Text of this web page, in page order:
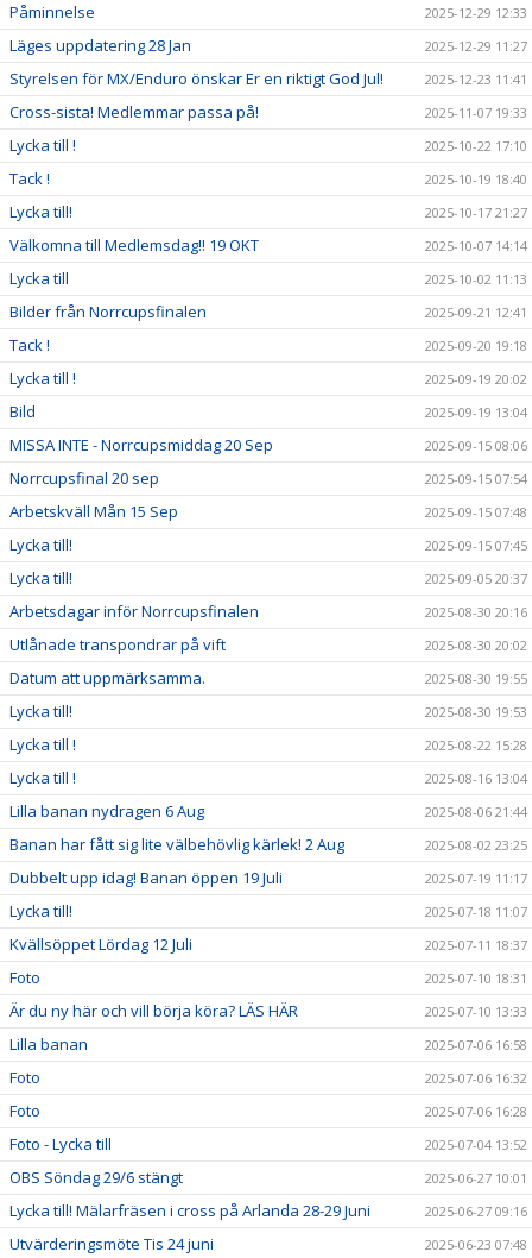
Påminnelse 2025-12-29 12:33
Läges uppdatering 28 Jan 2025-12-29 11:27
Styrelsen för MX/Enduro önskar Er en riktigt God Jul! 2025-12-23 11:41
Cross-sista! Medlemmar passa på! 2025-11-07 19:33
Lycka till ! 2025-10-22 17:10
Tack ! 2025-10-19 18:40
Lycka till! 2025-10-17 21:27
Välkomna till Medlemsdag!! 19 OKT 2025-10-07 14:14
Lycka till 2025-10-02 11:13
Bilder från Norrcupsfinalen 2025-09-21 12:41
Tack ! 2025-09-20 19:18
Lycka till ! 2025-09-19 20:02
Bild 2025-09-19 13:04
MISSA INTE - Norrcupsmiddag 20 Sep 2025-09-15 08:06
Norrcupsfinal 20 sep 2025-09-15 07:54
Arbetskväll Mån 15 Sep 2025-09-15 07:48
Lycka till! 2025-09-15 07:45
Lycka till! 2025-09-05 20:37
Arbetsdagar inför Norrcupsfinalen 2025-08-30 20:16
Utlånade transpondrar på vift 2025-08-30 20:02
Datum att uppmärksamma. 2025-08-30 19:55
Lycka till! 2025-08-30 19:53
Lycka till ! 2025-08-22 15:28
Lycka till ! 2025-08-16 13:04
Lilla banan nydragen 6 Aug 2025-08-06 21:44
Banan har fått sig lite välbehövlig kärlek! 2 Aug 2025-08-02 23:25
Dubbelt upp idag! Banan öppen 19 Juli 2025-07-19 11:17
Lycka till! 2025-07-18 11:07
Kvällsöppet Lördag 12 Juli 2025-07-11 18:37
Foto 2025-07-10 18:31
Är du ny här och vill börja köra? LÄS HÄR 2025-07-10 13:33
Lilla banan 2025-07-06 16:58
Foto 2025-07-06 16:32
Foto 2025-07-06 16:28
Foto - Lycka till 2025-07-04 13:52
OBS Söndag 29/6 stängt 2025-06-27 10:01
Lycka till! Mälarfräsen i cross på Arlanda 28-29 Juni 2025-06-27 09:16
Utvärderingsmöte Tis 24 juni 2025-06-23 07:48